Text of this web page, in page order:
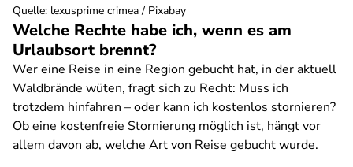
Welche Rechte habe ich, wenn es am
Urlaubsort brennt?
Wer eine Reise in eine Region gebucht hat, in der aktuell
Waldbrände wüten, fragt sich zu Recht: Muss ich
trotzdem hinfahren – oder kann ich kostenlos stornieren?
Ob eine kostenfreie Stornierung möglich ist, hängt vor
allem davon ab, welche Art von Reise gebucht wurde.
Quelle: lexusprime crimea / Pixabay